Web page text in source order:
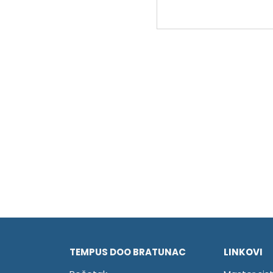
TEMPUS DOO BRATUNAC
LINKOVI